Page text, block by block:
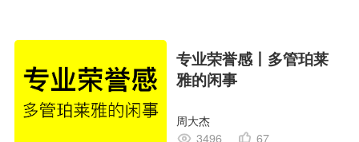
专业荣誉感丨多管珀莱
雅的闲事
周大杰
3496
67